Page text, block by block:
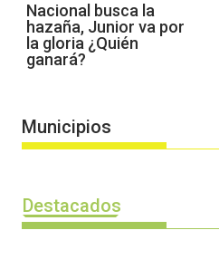
Nacional busca la
hazaña, Junior va por
la gloria ¿Quién
ganará?
Municipios
Destacados